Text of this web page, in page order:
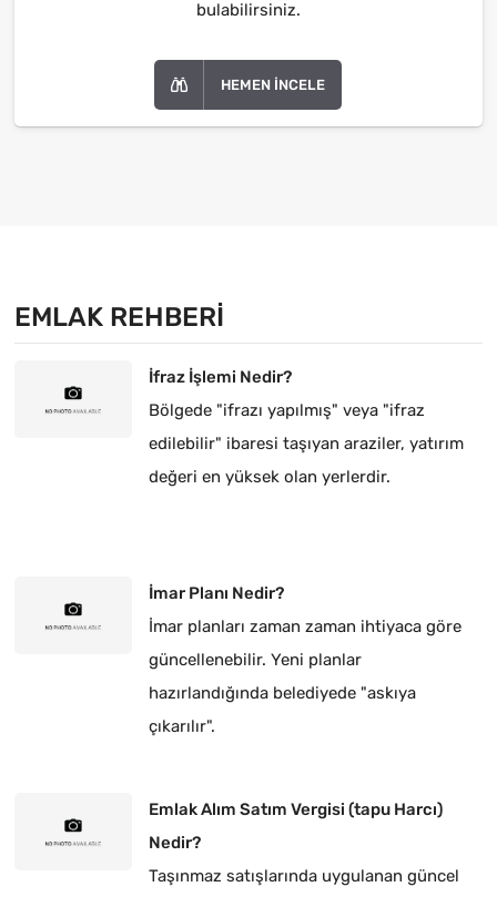
bulabilirsiniz.
HEMEN İNCELE
EMLAK REHBERI
İfraz İşlemi Nedir?
Bölgede "ifrazı yapılmış" veya "ifraz
edilebilir" ibaresi taşıyan araziler, yatırım
değeri en yüksek olan yerlerdir.
İmar Planı Nedir?
İmar planları zaman zaman ihtiyaca göre
güncellenebilir. Yeni planlar
hazırlandığında belediyede "askıya
çıkarılır".
Emlak Alım Satım Vergisi (tapu Harcı)
Nedir?
Taşınmaz satışlarında uygulanan güncel